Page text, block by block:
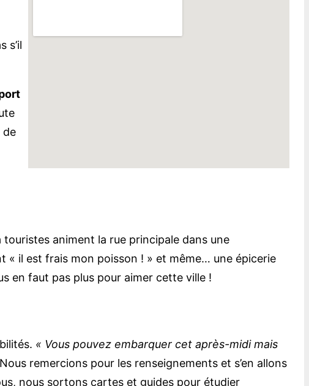
s’il
de
animent la rue principale dans une
« il est frais mon poisson ! » et même… une épicerie
en faut pas plus pour aimer cette ville !
« Vous pouvez embarquer cet après-midi mais
Nous remercions pour les renseignements et s’en allons
nous sortons cartes et guides pour étudier